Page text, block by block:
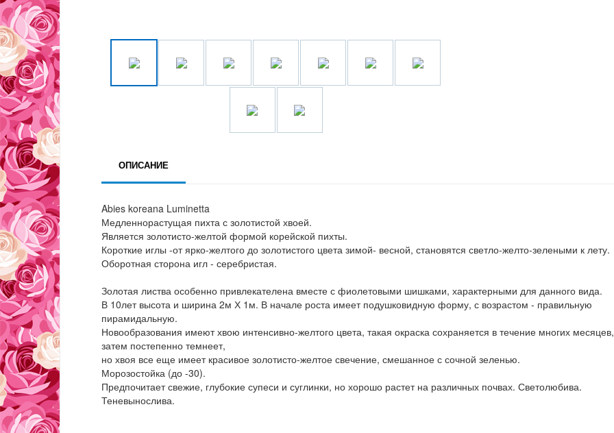
ОПИСАНИЕ
Abies koreana Luminetta
Медленнорастущая пихта с золотистой хвоей.
Является золотисто-желтой формой корейской пихты.
Короткие иглы -от ярко-желтого до золотистого цвета зимой- весной, становятся светло-желто-зелеными к лету.
Оборотная сторона игл - серебристая.
Золотая листва особенно привлекателена вместе с фиолетовыми шишками, характерными для данного вида.
В 10лет высота и ширина 2м Х 1м. В начале роста имеет подушковидную форму, с возрастом - правильную
пирамидальную.
Новообразования имеют хвою интенсивно-желтого цвета, такая окраска сохраняется в течение многих месяцев,
затем постепенно темнеет,
но хвоя все еще имеет красивое золотисто-желтое свечение, смешанное с сочной зеленью.
Морозостойка (до -30).
Предпочитает свежие, глубокие супеси и суглинки, но хорошо растет на различных почвах. Светолюбива.
Теневынослива.